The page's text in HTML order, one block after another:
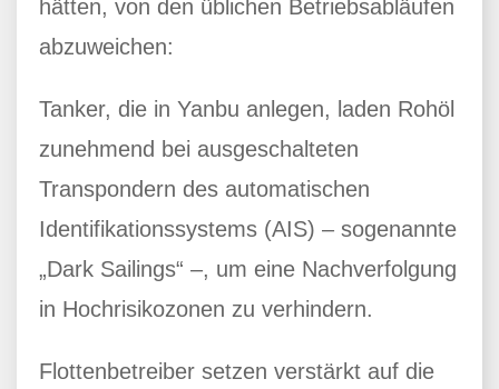
hätten, von den üblichen Betriebsabläufen
abzuweichen:
Tanker, die in Yanbu anlegen, laden Rohöl
zunehmend bei ausgeschalteten
Transpondern des automatischen
Identifikationssystems (AIS) – sogenannte
„Dark Sailings“ –, um eine Nachverfolgung
in Hochrisikozonen zu verhindern.
Flottenbetreiber setzen verstärkt auf die